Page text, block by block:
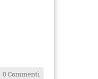
0 Commenti